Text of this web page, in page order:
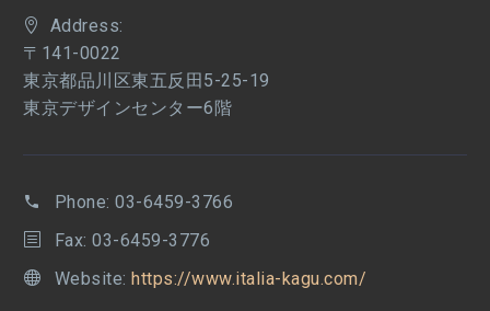
Address:
〒141-0022
東京都品川区東五反田5-25-19
東京デザインセンター6階
Phone: 03-6459-3766
Fax: 03-6459-3776
Website: https://www.italia-kagu.com/